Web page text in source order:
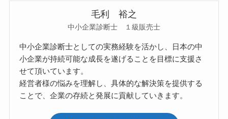
毛利 裕之
中小企業診断士 １級販売士
中小企業診断士としての実務経験を活かし、日本の中
小企業が持続可能な成長を遂げることを目標に支援さ
せて頂いています。
経営者様の悩みを理解し、具体的な解決策を提供する
ことで、企業の存続と発展に貢献していきます。